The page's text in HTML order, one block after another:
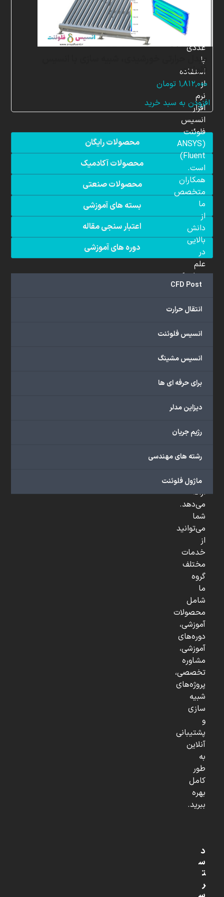
مبدل حرارتی خورشیدی، شبیه سازی با انسیس
فلوئنت
۱,۸۱۲,۰۰۰ تومان
افزودن به سبد خرید
محصولات رایگان
محصولات آکادمیک
محصولات صنعتی
بسته های آموزشی
اعتبار سنجی مقاله
دوره های آموزشی
CFD Post
انتقال حرارت
انسیس فلوئنت
انسیس مشینگ
برای حرفه ای ها
دیزاین مدلر
رژیم جریان
رشته های مهندسی
ماژول فلوئنت
زمینه
عددی
با
استفاده
از
نرم
افزار
انسیس
فلوئنت
(ANSYS
Fluent)
است.
همکاران
متخصص
ما
از
دانش
بالایی
در
علم
دینامیک
سیالات
(CFD)
هستند.
ما
گسترده‌ای
با
دانشگاهی،
صنعتی
...
ارائه
می‌دهد.
شما
می‌توانید
از
خدمات
مختلف
گروه
ما
شامل
محصولات
آموزشی،
دوره‌های
آموزشی،
مشاوره
تخصصی،
پروژه‌های
شبیه
سازی
و
پشتیبانی
آنلاین
به
طور
کامل
بهره
ببرید.
د
س
ت
ر